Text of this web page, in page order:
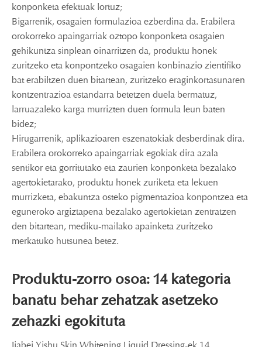
konponketa efektuak lortuz;
Bigarrenik, osagaien formulazioa ezberdina da. Erabilera
orokorreko apaingarriak oztopo konponketa osagaien
gehikuntza sinplean oinarritzen da, produktu honek
zuritzeko eta konpontzeko osagaien konbinazio zientifiko
bat erabiltzen duen bitartean, zuritzeko eraginkortasunaren
kontzentrazioa estandarra betetzen duela bermatuz,
larruazaleko karga murrizten duen formula leun baten
bidez;
Hirugarrenik, aplikazioaren eszenatokiak desberdinak dira.
Erabilera orokorreko apaingarriak egokiak dira azala
sentikor eta gorritutako eta zaurien konponketa bezalako
agertokietarako, produktu honek zuriketa eta lekuen
murrizketa, ebakuntza osteko pigmentazioa konpontzea eta
eguneroko argiztapena bezalako agertokietan zentratzen
den bitartean, mediku-mailako apainketa zuritzeko
merkatuko hutsunea betez.
Produktu-zorro osoa: 14 kategoria
banatu behar zehatzak asetzeko
zehazki egokituta